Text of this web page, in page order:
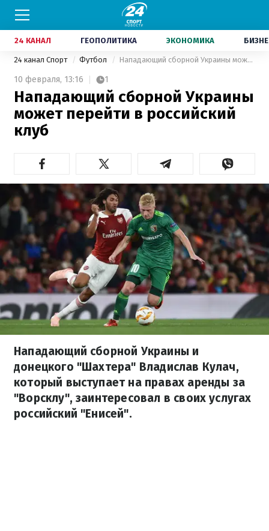
24 КАНАЛ ГЕОПОЛИТИКА ЭКОНОМИКА
24 канал Спорт Футбол Нападающий сборной Украины может перейти в российский клуб
10 февраля, 13:16 1
Нападающий сборной Украины
может перейти в российский
клуб
Нападающий сборной Украины и
донецкого "Шахтера" Владислав Кулач,
который выступает на правах аренды за
"Ворсклу", заинтересовал в своих услугах
российский "Енисей".